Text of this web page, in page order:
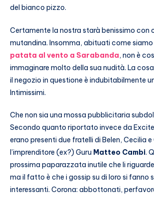
del bianco pizzo.
Certamente la nostra starà benissimo
mutandina. Insomma, abituati come
patata al vento a Sarabanda, non è
immaginare molto della sua nudità. La
il negozio in questione è indubitabilmente
Intimissimi.
Che non sia una mossa pubblicitaria
Secondo quanto riportato invece da
erano presenti due fratelli di Belen, Cecilia e
l’imprenditore (ex?) Guru Matteo Cambi.
prossima paparazzata inutile che li
ma il fatto è che i gossip su di loro si fanno
interessanti. Corona: abbottonati,